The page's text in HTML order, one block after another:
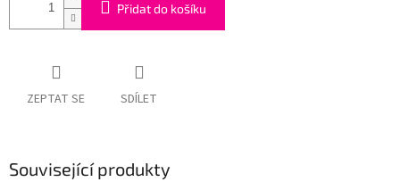
Přidat do košíku
ZEPTAT SE SDÍLET
Související produkty